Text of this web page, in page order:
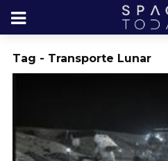
Tag - Transporte Lunar